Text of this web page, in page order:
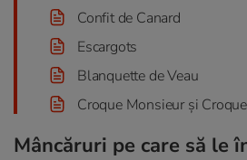
Confit de Canard
Escargots
Blanquette de Veau
Croque Monsieur și
Mâncăruri pe care să le